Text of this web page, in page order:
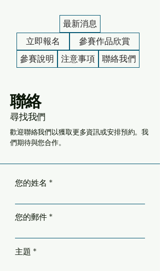
最新消息
立即報名
參賽作品欣賞
參賽說明
注意事項 聯絡我們
聯絡
尋找我們
歡迎聯絡我們以獲取更多資訊或安排預約。我
們期待與您合作。
您的姓名
您的郵件
主題